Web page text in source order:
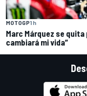
MOTOGP1 h
Marc Márquez se
cambiará mi vida”